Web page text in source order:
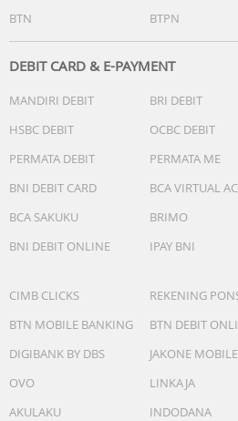
BTN
BTPN
DEBIT CARD & E-PAYMENT
MANDIRI DEBIT BRI DEBIT
HSBC DEBIT
OCBC DEBIT
PERMATA DEBIT
PERMATA ME
BNI DEBIT CARD
BCA VIRTUAL
BCA SAKUKU
BRIMO
BNI DEBIT ONLINE
IPAY BNI
CIMB CLICKS
REKENING
BTN MOBILE BANKING
BTN DEBIT
DIGIBANK BY DBS
JAKONE MOBILE
OVO
LINKAJA
AKULAKU
INDODANA